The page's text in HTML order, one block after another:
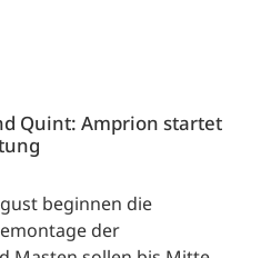
Quint: Amprion startet
beginnen die
der